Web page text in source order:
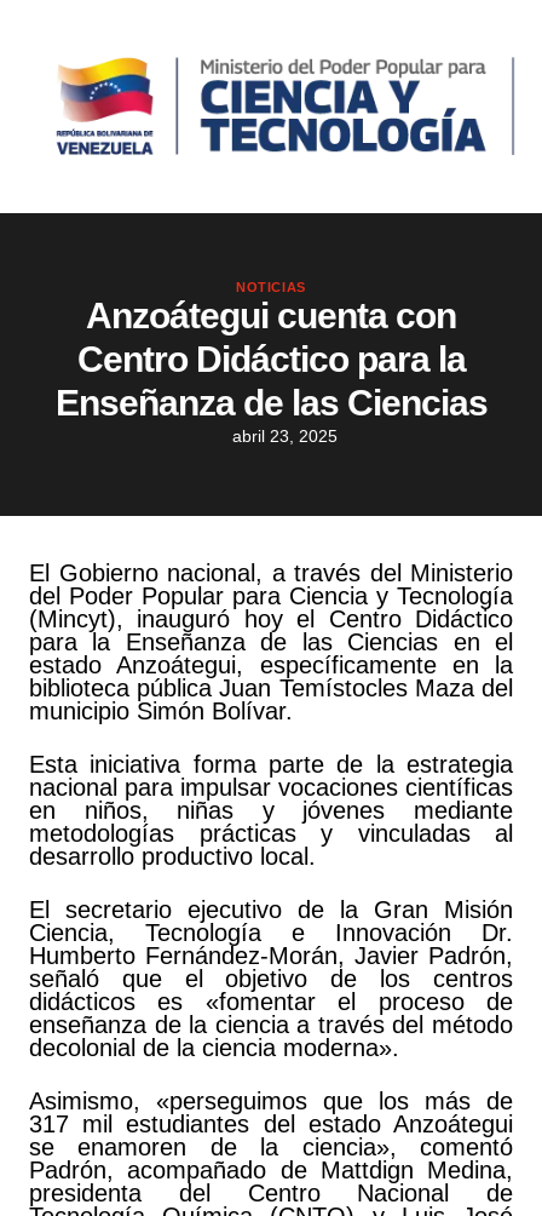
NOTICIAS
Anzoátegui cuenta con
Centro Didáctico para la
Enseñanza de las Ciencias
abril 23, 2025
El Gobierno nacional, a través del Ministerio
del Poder Popular para Ciencia y Tecnología
(Mincyt), inauguró hoy el Centro Didáctico
para la Enseñanza de las Ciencias en el
estado Anzoátegui, específicamente en la
biblioteca pública Juan Temístocles Maza del
municipio Simón Bolívar.
Esta iniciativa forma parte de la estrategia
nacional para impulsar vocaciones científicas
en niños, niñas y jóvenes mediante
metodologías prácticas y vinculadas al
desarrollo productivo local.
El secretario ejecutivo de la Gran Misión
Ciencia, Tecnología e Innovación Dr.
Humberto Fernández-Morán, Javier Padrón,
señaló que el objetivo de los centros
didácticos es «fomentar el proceso de
enseñanza de la ciencia a través del método
decolonial de la ciencia moderna».
Asimismo, «perseguimos que los más de
317 mil estudiantes del estado Anzoátegui
se enamoren de la ciencia», comentó
Padrón, acompañado de Mattdign Medina,
presidenta del Centro Nacional de